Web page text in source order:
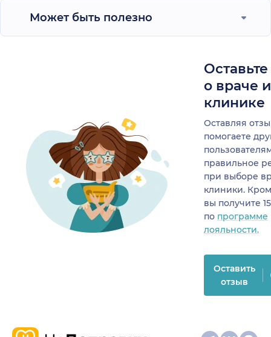
Может быть полезно
о враче
клинике
Оставляя
помогаете
правильное
при выборе
клиники.
вы получите
по программе
лояльности.
Оставить
отзыв